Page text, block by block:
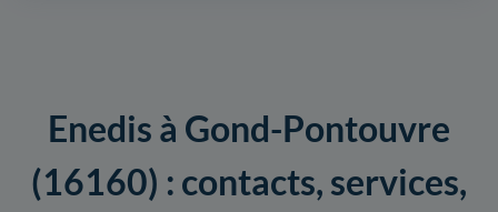
Enedis à Gond-Pontouvre
(16160) : contacts, services,